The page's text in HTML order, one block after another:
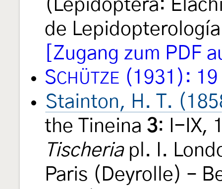
(Lepidoptera:
de
[Zugang zum PDF
SCHÜTZE (1931): 19
Stainton, H. T.
the Tineina 3: I-IX,
Tischeriapl. I.
Paris (Deyrolle) –